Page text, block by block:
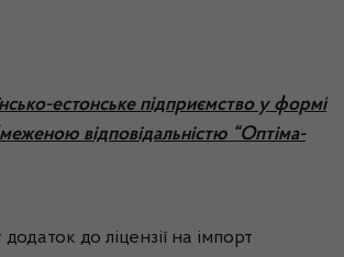
естонське підприємство у формі
відповідальністю “Оптіма-
до ліцензії на імпорт